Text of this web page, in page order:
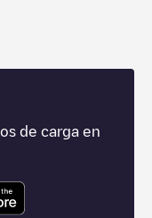
de carga en